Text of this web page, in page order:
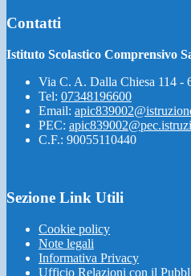
Contatti
Istituto Scolastico Comprensivo
Via C. A. Dalla Chiesa 114 -
Tel: 07348196600
Email:
PEC:
C.F.: 90055110440
Sezione Link Utili
Cookie policy
Note legali
Informativa Privacy
Ufficio Relazioni con il